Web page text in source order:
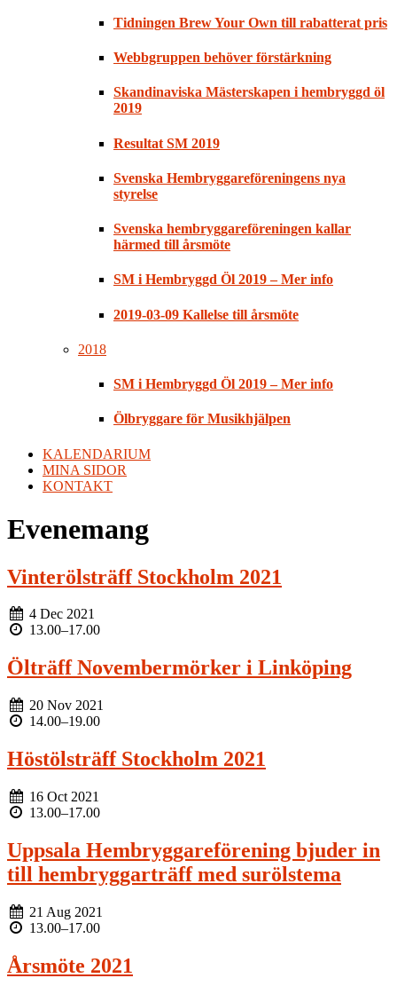
Tidningen Brew Your Own till rabatterat pris
Webbgruppen behöver förstärkning
Skandinaviska Mästerskapen i hembryggd öl
2019
Resultat SM 2019
Svenska Hembryggareföreningens nya
styrelse
Svenska hembryggareföreningen kallar
härmed till årsmöte
SM i Hembryggd Öl 2019 – Mer info
2019-03-09 Kallelse till årsmöte
2018
SM i Hembryggd Öl 2019 – Mer info
Ölbryggare för Musikhjälpen
KALENDARIUM
MINA SIDOR
KONTAKT
Evenemang
Vinterölsträff Stockholm 2021
4 Dec 2021
13.00–17.00
Ölträff Novembermörker i Linköping
20 Nov 2021
14.00–19.00
Höstölsträff Stockholm 2021
16 Oct 2021
13.00–17.00
Uppsala Hembryggareförening bjuder in
till hembryggarträff med surölstema
21 Aug 2021
13.00–17.00
Årsmöte 2021